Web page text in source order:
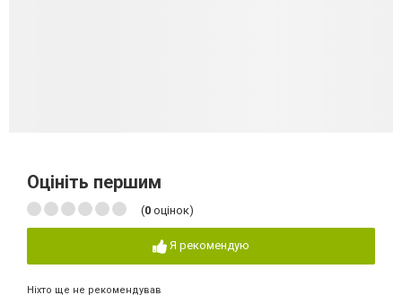
Оцініть першим
(0 оцінок)
Я рекомендую
Ніхто ще не рекомендував